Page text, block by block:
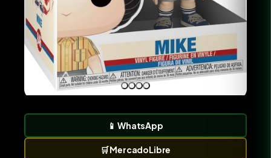
📱WhatsApp
🛒MercadoLibre